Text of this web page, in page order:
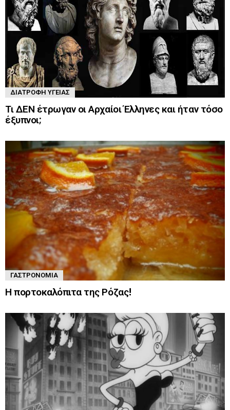
ΔΙΑΤΡΟΦΉ ΥΓΕΊΑΣ
Τι ΔΕΝ έτρωγαν οι Αρχαίοι Έλληνες και ήταν τόσο
έξυπνοι;
ΓΑΣΤΡΟΝΟΜΊΑ
Η πορτοκαλόπιτα της Ρόζας!